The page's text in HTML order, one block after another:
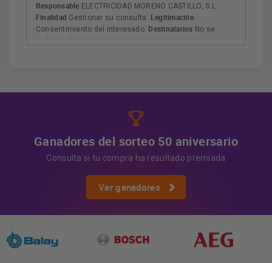
Responsable ELECTRICIDAD MORENO CASTILLO, S.L.
Finalidad Gestionar su consulta. Legitimación
Consentimiento del interesado. Destinatarios No se
Ganadores del sorteo 50 aniversario
Consulta si tu compra ha resultado premiada
Ver ganadores